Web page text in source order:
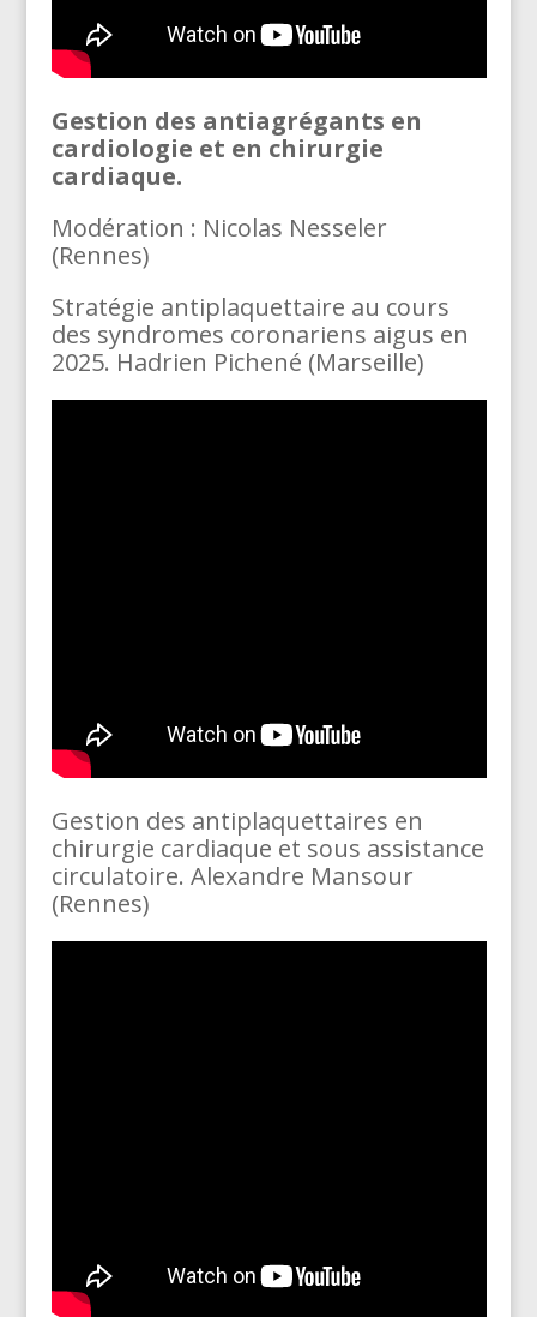
Gestion des antiagrégants en
cardiologie et en chirurgie
cardiaque.
Modération : Nicolas Nesseler
(Rennes)
Stratégie antiplaquettaire au cours
des syndromes coronariens aigus en
2025. Hadrien Pichené (Marseille)
Gestion des antiplaquettaires en
chirurgie cardiaque et sous assistance
circulatoire. Alexandre Mansour
(Rennes)